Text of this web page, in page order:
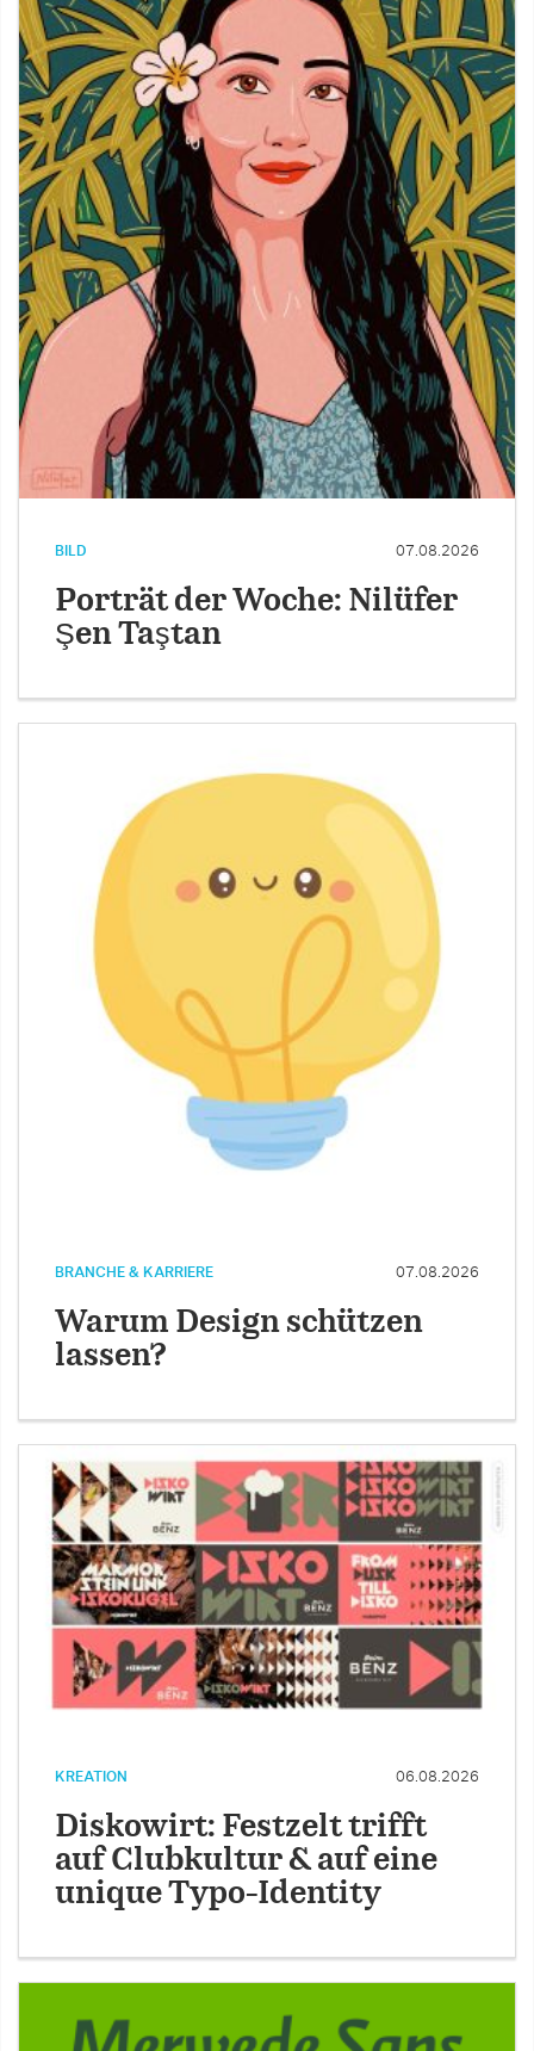
BILD 07.08.2026
Porträt der Woche: Nilüfer
Şen Taştan
BRANCHE & KARRIERE 07.08.2026
Warum Design schützen
lassen?
KREATION 06.08.2026
Diskowirt: Festzelt trifft
auf Clubkultur & auf eine
unique Typo-Identity